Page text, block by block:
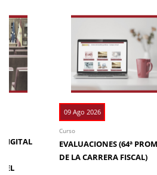
DIGITAL
EL
09 Ago 2026
Curso
EVALUACIONES (64ª
DE LA CARRERA FISCAL)